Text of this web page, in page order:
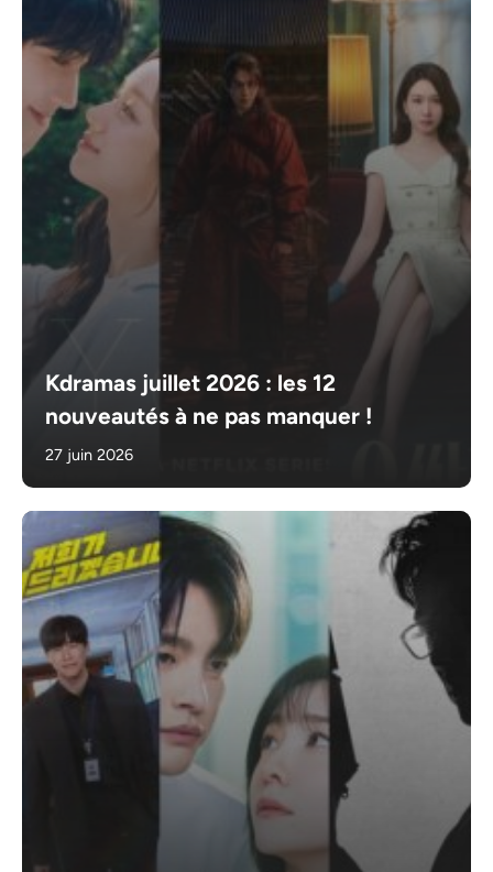
Kdramas juillet 2026 : les 12
nouveautés à ne pas manquer !
27 juin 2026